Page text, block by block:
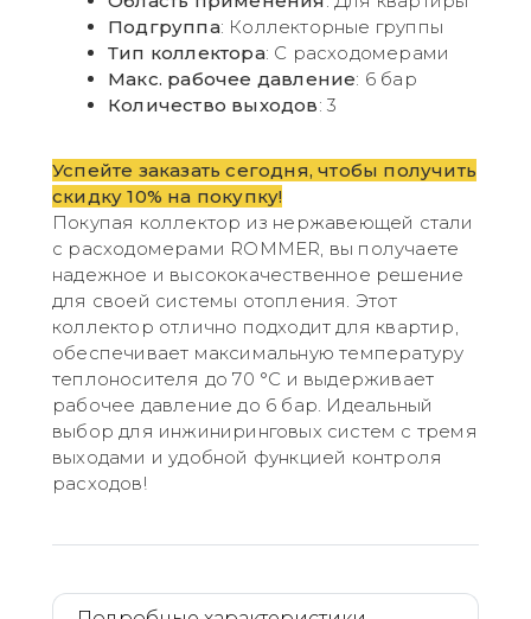
Подгруппа: Коллекторные группы
Тип коллектора: С расходомерами
Макс. рабочее давление: 6 бар
Количество выходов: 3
Успейте заказать сегодня, чтобы получить
скидку 10% на покупку!
Покупая коллектор из нержавеющей стали
с расходомерами ROMMER, вы получаете
надежное и высококачественное решение
для своей системы отопления. Этот
коллектор отлично подходит для квартир,
обеспечивает максимальную температуру
теплоносителя до 70 °С и выдерживает
рабочее давление до 6 бар. Идеальный
выбор для инжиниринговых систем с тремя
выходами и удобной функцией контроля
расходов!